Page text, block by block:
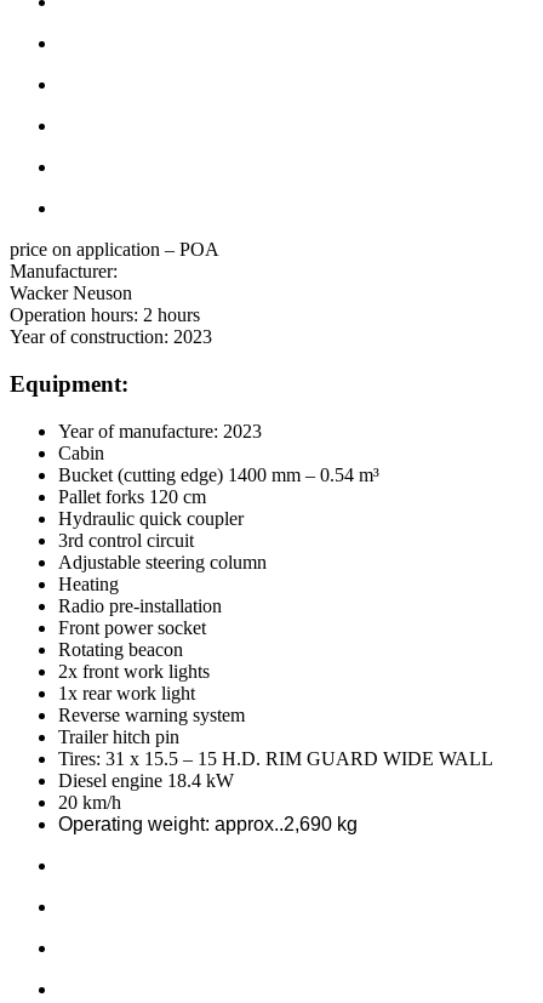
price on application – POA
Manufacturer:
Wacker Neuson
Operation hours: 2 hours
Year of construction: 2023
Equipment:
Year of manufacture: 2023
Cabin
Bucket (cutting edge) 1400 mm – 0.54 m³
Pallet forks 120 cm
Hydraulic quick coupler
3rd control circuit
Adjustable steering column
Heating
Radio pre-installation
Front power socket
Rotating beacon
2x front work lights
1x rear work light
Reverse warning system
Trailer hitch pin
Tires: 31 x 15.5 – 15 H.D. RIM GUARD WIDE WALL
Diesel engine 18.4 kW
20 km/h
Operating weight: approx..2,690 kg